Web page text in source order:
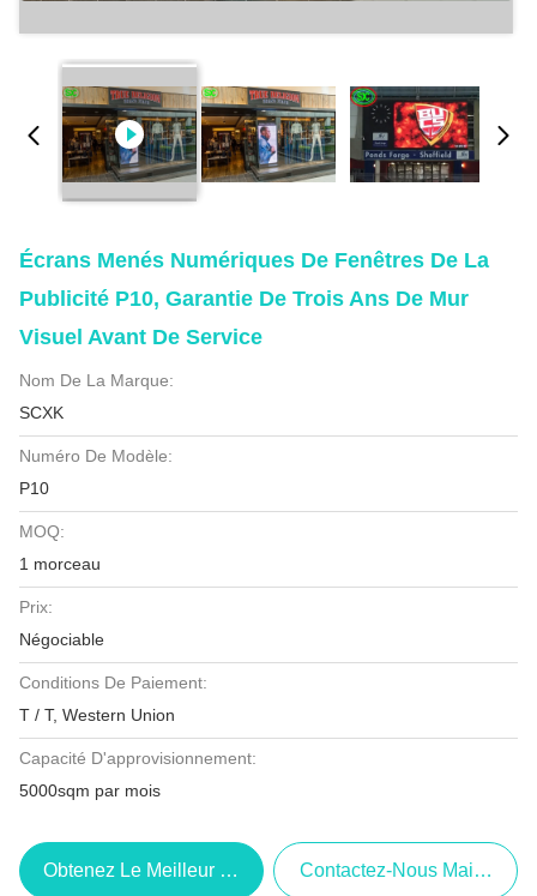
Écrans Menés Numériques De Fenêtres De La
Publicité P10, Garantie De Trois Ans De Mur
Visuel Avant De Service
Nom De La Marque:
SCXK
Numéro De Modèle:
P10
MOQ:
1 morceau
Prix:
Négociable
Conditions De Paiement:
T / T, Western Union
Capacité D'approvisionnement:
5000sqm par mois
Obtenez Le Meilleur Prix Contactez-Nous Maintenant